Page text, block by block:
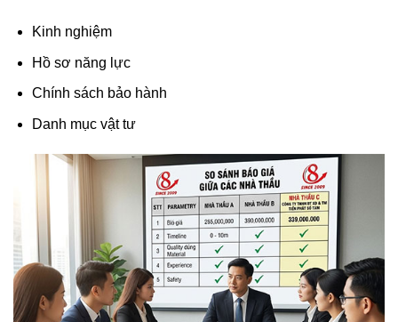
Kinh nghiệm
Hồ sơ năng lực
Chính sách bảo hành
Danh mục vật tư